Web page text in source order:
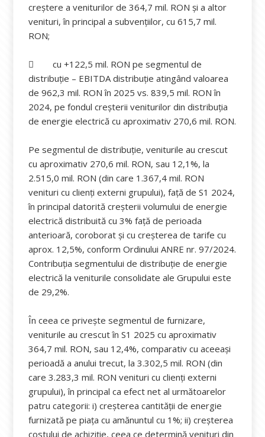
creștere a veniturilor de 364,7 mil. RON și a altor
venituri, în principal a subvențiilor, cu 615,7 mil.
RON;
 cu +122,5 mil. RON pe segmentul de
distribuție – EBITDA distribuție atingând valoarea
de 962,3 mil. RON în 2025 vs. 839,5 mil. RON în
2024, pe fondul creșterii veniturilor din distribuția
de energie electrică cu aproximativ 270,6 mil. RON.
Pe segmentul de distribuție, veniturile au crescut
cu aproximativ 270,6 mil. RON, sau 12,1%, la
2.515,0 mil. RON (din care 1.367,4 mil. RON
venituri cu clienți externi grupului), față de S1 2024,
în principal datorită creșterii volumului de energie
electrică distribuită cu 3% față de perioada
anterioară, coroborat și cu creșterea de tarife cu
aprox. 12,5%, conform Ordinului ANRE nr. 97/2024.
Contribuția segmentului de distribuție de energie
electrică la veniturile consolidate ale Grupului este
de 29,2%.
În ceea ce privește segmentul de furnizare,
veniturile au crescut în S1 2025 cu aproximativ
364,7 mil. RON, sau 12,4%, comparativ cu aceeași
perioadă a anului trecut, la 3.302,5 mil. RON (din
care 3.283,3 mil. RON venituri cu clienți externi
grupului), în principal ca efect net al următoarelor
patru categorii: i) creșterea cantității de energie
furnizată pe piața cu amănuntul cu 1%; ii) creșterea
costului de achiziție, ceea ce determină venituri din